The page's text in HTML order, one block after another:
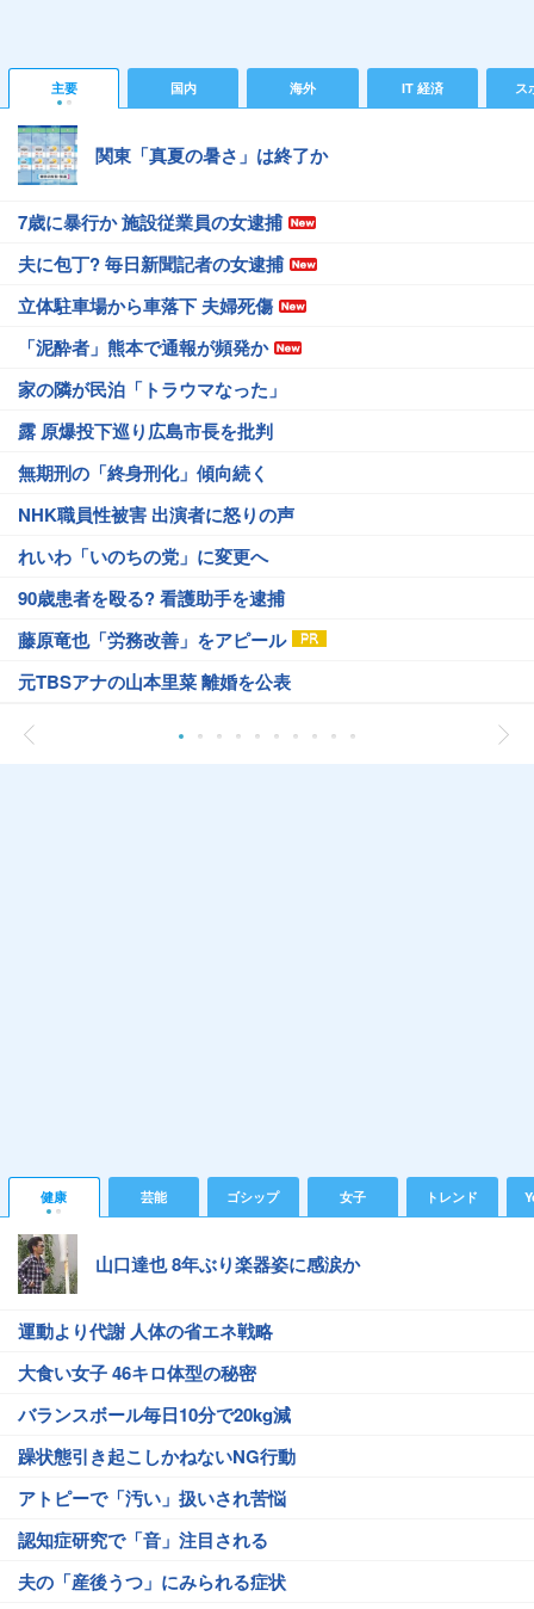
主要 国内 海外 IT 経済 ス
関東「真夏の暑さ」は終了か
7歳に暴行か 施設従業員の女逮捕
夫に包丁? 毎日新聞記者の女逮捕
立体駐車場から車落下 夫婦死傷
「泥酔者」熊本で通報が頻発か
家の隣が民泊「トラウマなった」
露 原爆投下巡り広島市長を批判
無期刑の「終身刑化」傾向続く
NHK職員性被害 出演者に怒りの声
れいわ「いのちの党」に変更へ
90歳患者を殴る? 看護助手を逮捕
藤原竜也「労務改善」をアピール
元TBSアナの山本里菜 離婚を公表
健康 芸能 ゴシップ 女子 トレンド
山口達也 8年ぶり楽器姿に感涙か
運動より代謝 人体の省エネ戦略
大食い女子 46キロ体型の秘密
バランスボール毎日10分で20kg減
躁状態引き起こしかねないNG行動
アトピーで「汚い」扱いされ苦悩
認知症研究で「音」注目される
夫の「産後うつ」にみられる症状